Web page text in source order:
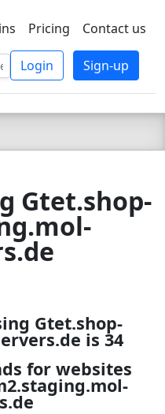
SBEE
Pricing Contact us
Login Sign-up
Gtet.shop-
Gtet.shop-
is 34
for websites